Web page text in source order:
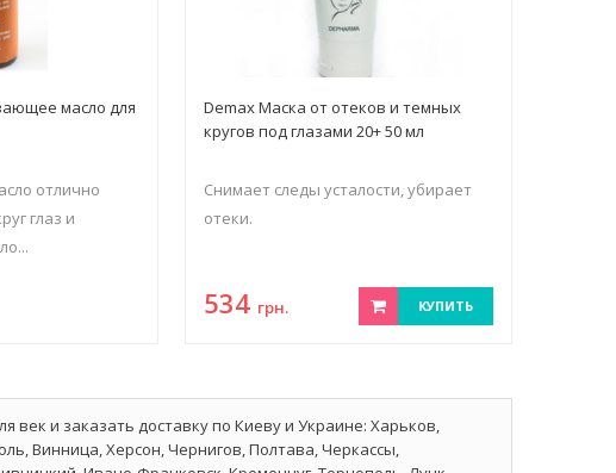
масло для
отлично
глаз и
Demax Маска от отеков и темных
кругов под глазами 20+ 50 мл
Снимает следы усталости, убирает
отеки.
534 грн. КУПИТЬ
и заказать доставку по Киеву и Украине: Харьков,
Винница, Херсон, Чернигов, Полтава, Черкассы,